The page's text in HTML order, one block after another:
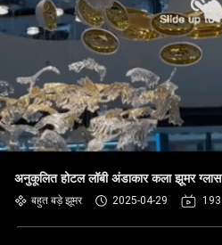
अनुकूलित होटल लॉबी अंडाकार कला झूमर
बहुत बड़े झूमर 2025-04-29 193